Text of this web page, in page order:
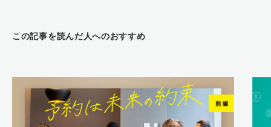
この記事を読んだ人へのおすすめ